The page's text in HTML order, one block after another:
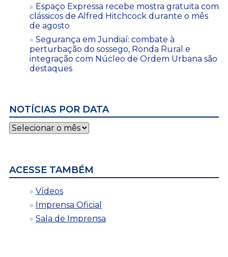
Espaço Expressa recebe mostra gratuita com
clássicos de Alfred Hitchcock durante o mês
de agosto
Segurança em Jundiaí: combate à
perturbação do sossego, Ronda Rural e
integração com Núcleo de Ordem Urbana são
destaques
NOTÍCIAS POR DATA
Notícias
por
ACESSE TAMBÉM
Vídeos
Imprensa Oficial
Sala de Imprensa